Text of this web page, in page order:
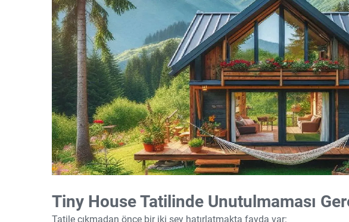
Tiny House Tatilinde Unutulmaması
Tatile çıkmadan önce bir iki şey hatırlatmakta fayda var: